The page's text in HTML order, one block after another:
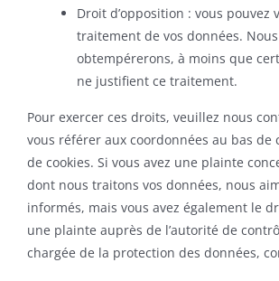
Droit d’opposition : vous pouvez
traitement de vos données. Nous
obtempérerons, à moins que
ne justifient ce traitement.
Pour exercer ces droits, veuillez nous
vous référer aux coordonnées au bas de
de cookies. Si vous avez une plainte
dont nous traitons vos données, nous
informés, mais vous avez également le
une plainte auprès de l’autorité de
chargée de la protection des données,